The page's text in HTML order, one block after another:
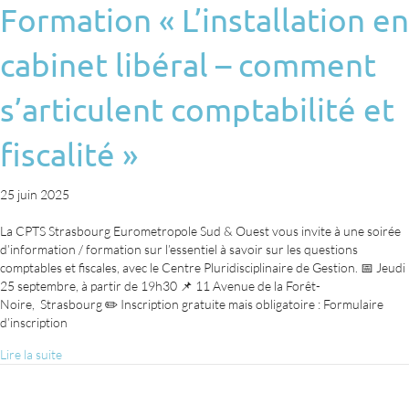
Formation « L’installation en
cabinet libéral – comment
s’articulent comptabilité et
fiscalité »
25 juin 2025
La CPTS Strasbourg Eurometropole Sud & Ouest vous invite à une soirée
d’information / formation sur l’essentiel à savoir sur les questions
comptables et fiscales, avec le Centre Pluridisciplinaire de Gestion. 📅 Jeudi
25 septembre, à partir de 19h30 📌 11 Avenue de la Forêt-
Noire, Strasbourg ✏️ Inscription gratuite mais obligatoire : Formulaire
d’inscription
Lire la suite